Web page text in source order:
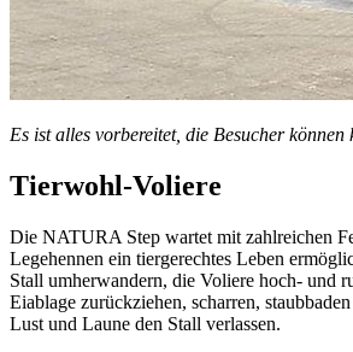
Es ist alles vorbereitet, die Besucher können
Tierwohl-Voliere
Die NATURA Step wartet mit zahlreichen
Legehennen ein tiergerechtes Leben
Stall umherwandern, die Voliere hoch- und
Eiablage zurückziehen, scharren,
Lust und Laune den Stall verlassen.